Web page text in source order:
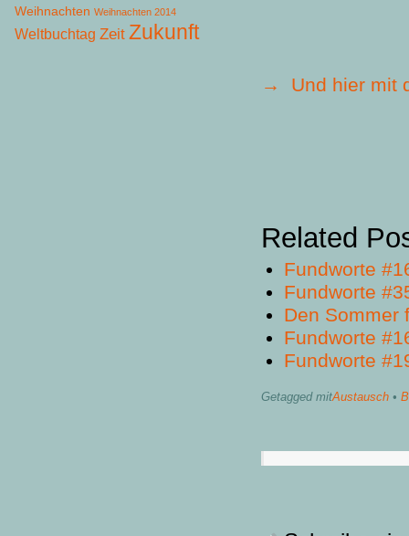
→ Und hier mit
Related
Fundworte
Fundworte
Den Sommer
Fundworte
Fundworte
Getagged mitAustausch •
Weihnachten Weihnachten 2014
Weltbuchtag Zeit Zukunft